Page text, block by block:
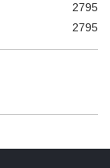
2795
2795